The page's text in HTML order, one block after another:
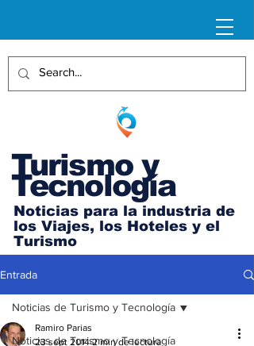
Turismo y
Tecnología
Noticias para la industria de
los Viajes, los Hoteles y el
Turismo
Entrada
Noticias de Turismo y Tecnología
Noticias de Turismo y Tecnología
Ramiro Parias
23 sept 2014 2 min de lectura